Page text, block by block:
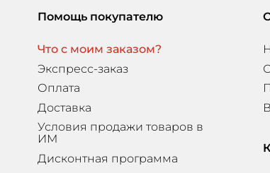
Помощь покупателю
Что с моим заказом?
Экспресс-заказ
Оплата
Доставка
Условия продажи товаров в
ИМ
Дисконтная программа